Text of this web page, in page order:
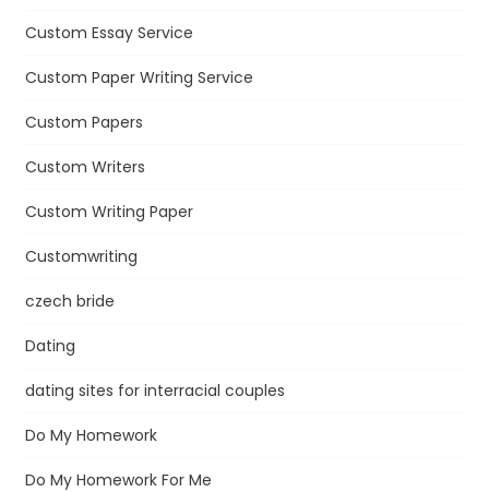
Custom Essay Service
Custom Paper Writing Service
Custom Papers
Custom Writers
Custom Writing Paper
Customwriting
czech bride
Dating
dating sites for interracial couples
Do My Homework
Do My Homework For Me